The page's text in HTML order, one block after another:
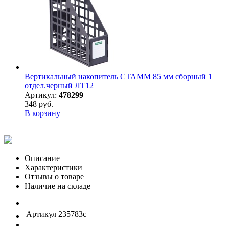
Вертикальный накопитель СТАММ 85 мм сборный 1
отдел.черный ЛТ12
Артикул: 478299
348 руб.
В корзину
Описание
Характеристики
Отзывы о товаре
Наличие на складе
Артикул 235783с